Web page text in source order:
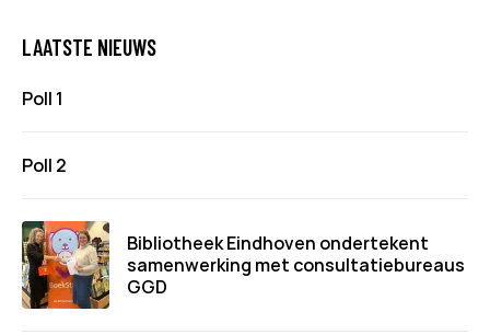
LAATSTE NIEUWS
Poll 1
Poll 2
Bibliotheek Eindhoven ondertekent
samenwerking met consultatiebureaus
GGD